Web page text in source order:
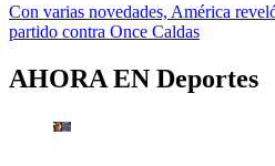
Con varias novedades, América
partido contra Once Caldas
AHORA EN Deportes